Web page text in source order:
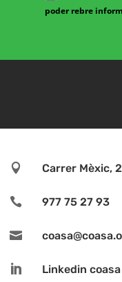
poder rebre
 Carrer Mèxic,
 977 75 27 93

 Linkedin coasa